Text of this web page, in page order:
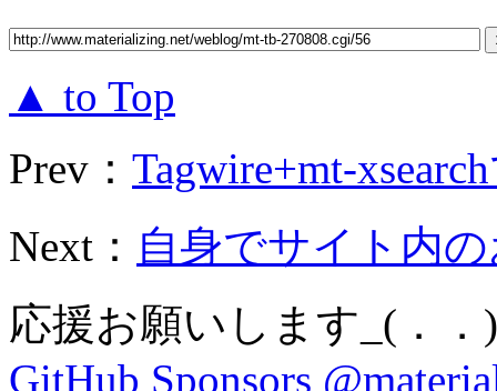
▲ to Top
Prev： Tagwire+mt-
Next： 自身でサイト内
応援お願いします_(．．
GitHub Sponsors